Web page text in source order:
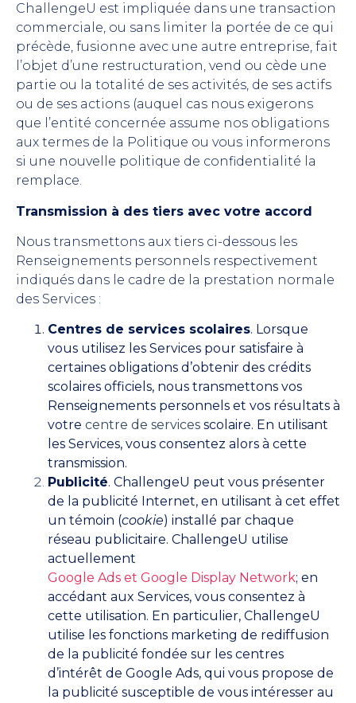
ChallengeU est impliquée dans une transaction
commerciale, ou sans limiter la portée de ce qui
précède, fusionne avec une autre entreprise, fait
l’objet d’une restructuration, vend ou cède une
partie ou la totalité de ses activités, de ses actifs
ou de ses actions (auquel cas nous exigerons
que l’entité concernée assume nos obligations
aux termes de la Politique ou vous informerons
si une nouvelle politique de confidentialité la
remplace.
Transmission à des tiers avec votre accord
Nous transmettons aux tiers ci-dessous les
Renseignements personnels respectivement
indiqués dans le cadre de la prestation normale
des Services :
Centres de services scolaires. Lorsque
vous utilisez les Services pour satisfaire à
certaines obligations d’obtenir des crédits
scolaires officiels, nous transmettons vos
Renseignements personnels et vos résultats à
votre centre de services scolaire. En utilisant
les Services, vous consentez alors à cette
transmission.
Publicité. ChallengeU peut vous présenter
de la publicité Internet, en utilisant à cet effet
un témoin (cookie) installé par chaque
réseau publicitaire. ChallengeU utilise
actuellement
Google Ads et Google Display Network; en
accédant aux Services, vous consentez à
cette utilisation. En particulier, ChallengeU
utilise les fonctions marketing de rediffusion
de la publicité fondée sur les centres
d’intérêt de Google Ads, qui vous propose de
la publicité susceptible de vous intéresser au